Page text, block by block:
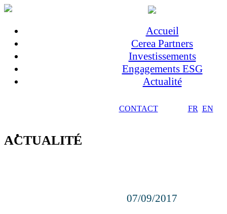
Accueil
Cerea Partners
Investissements
Engagements ESG
Actualité
CONTACT FR EN
ACTUALITÉ
07/09/2017